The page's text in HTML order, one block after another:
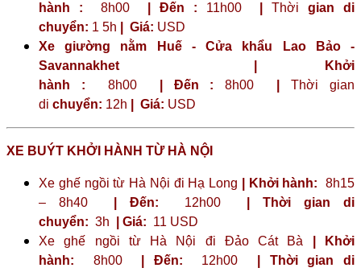
hành : 8h00 | Đến : 11h00 Thời gian di
chuyển: 1 5h Giá: USD
Xe giường nằm Huế - Cửa khẩu Lao Bảo -
Savannakhet | Khởi
hành : 8h00| Đến : 8h00 |Thời gian
di chuyển: 12h Giá: USD
XE BUÝT KHỞI HÀNH TỪ HÀ NỘI
Xe ghế ngồi từ Hà Nội đi Hạ Long | Khởi hành: 8h15
– 8h40
| Đến: 12h00
| Thời gian di
chuyển: 3h | Giá: 11 USD
Xe ghế ngồi từ Hà Nội đi Đảo Cát Bà
| Khởi
hành: 8h00 | Đến: 12h00
| Thời gian di